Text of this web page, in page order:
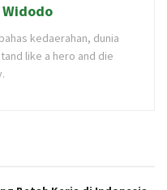
kedaerahan, dunia
like a hero and die